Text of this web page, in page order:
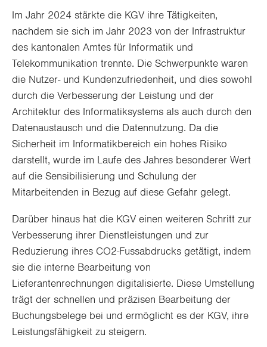
Im Jahr 2024 stärkte die KGV ihre Tätigkeiten,
nachdem sie sich im Jahr 2023 von der Infrastruktur
des kantonalen Amtes für Informatik und
Telekommunikation trennte. Die Schwerpunkte waren
die Nutzer- und Kundenzufriedenheit, und dies sowohl
durch die Verbesserung der Leistung und der
Architektur des Informatiksystems als auch durch den
Datenaustausch und die Datennutzung. Da die
Sicherheit im Informatikbereich ein hohes Risiko
darstellt, wurde im Laufe des Jahres besonderer Wert
auf die Sensibilisierung und Schulung der
Mitarbeitenden in Bezug auf diese Gefahr gelegt.
Darüber hinaus hat die KGV einen weiteren Schritt zur
Verbesserung ihrer Dienstleistungen und zur
Reduzierung ihres CO2-Fussabdrucks getätigt, indem
sie die interne Bearbeitung von
Lieferantenrechnungen digitalisierte. Diese Umstellung
trägt der schnellen und präzisen Bearbeitung der
Buchungsbelege bei und ermöglicht es der KGV, ihre
Leistungsfähigkeit zu steigern.